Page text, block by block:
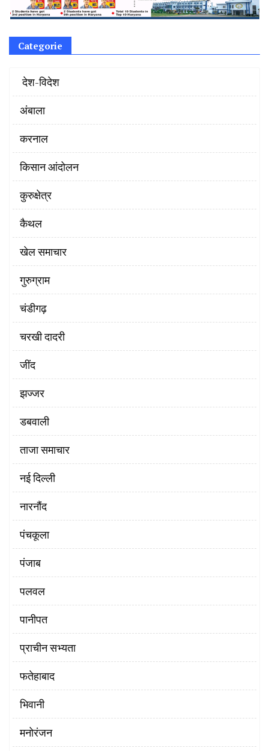
Categorie
‌ देश-विदेश
अंबाला
करनाल
किसान आंदोलन
कुरुक्षेत्र
कैथल
खेल समाचार
गुरुग्राम
चंडीगढ़
चरखी दादरी
‌जींद
झज्जर
डबवाली
ताजा समाचार
नई दिल्ली
नारनौंद
पंचकूला
पंजाब
पलवल
पानीपत
प्राचीन सभ्यता
फतेहाबाद
भिवानी
मनोरंजन